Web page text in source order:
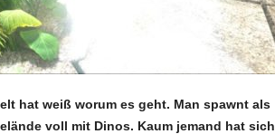
hat weiß worum es geht. Man spawnt als
voll mit Dinos. Kaum jemand hat sich